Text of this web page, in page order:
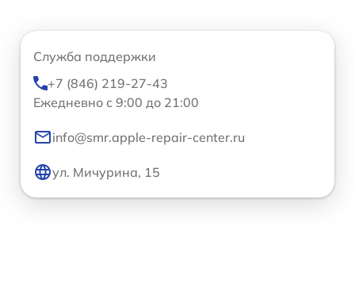
Служба поддержки
+7 (846) 219-27-43
Ежедневно с 9:00 до 21:00
info@smr.apple-repair-center.ru
ул. Мичурина, 15